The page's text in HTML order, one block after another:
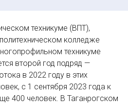
техникуме (ВПТ),
колледже
техникуме
второй год подряд —
в 2022 году в этих
с 1 сентября 2023 года к
400 человек. В Таганрогском